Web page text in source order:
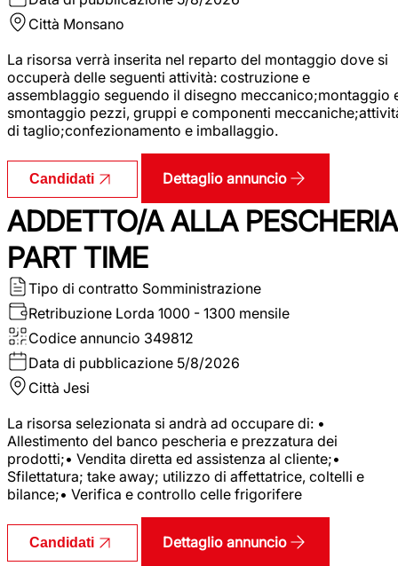
Città Monsano
La risorsa verrà inserita nel reparto del montaggio dove si
occuperà delle seguenti attività: costruzione e
assemblaggio seguendo il disegno meccanico;montaggio
smontaggio pezzi, gruppi e componenti
di taglio;confezionamento e imballaggio.
Candidati Dettaglio annuncio
ADDETTO/A ALLA PESCHERIA
PART TIME
Tipo di contratto Somministrazione
Retribuzione Lorda 1000 - 1300 mensile
Codice annuncio 349812
Data di pubblicazione 5/8/2026
Città Jesi
La risorsa selezionata si andrà ad occupare di: •
Allestimento del banco pescheria e prezzatura dei
prodotti;• Vendita diretta ed assistenza al cliente;•
Sfilettatura; take away; utilizzo di affettatrice, coltelli e
bilance;• Verifica e controllo celle frigorifere
Candidati Dettaglio annuncio